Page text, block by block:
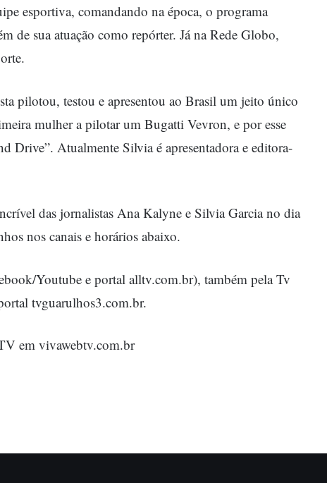
esportiva, comandando na época, o programa
de sua atuação como repórter. Já na Rede Globo,
pilotou, testou e apresentou ao Brasil um jeito único
mulher a pilotar um Bugatti Vevron, e por esse
Drive”. Atualmente Silvia é apresentadora e editora-
das jornalistas Ana Kalyne e Silvia Garcia no dia
nos canais e horários abaixo.
Youtube e portal alltv.com.br), também pela Tv
tvguarulhos3.com.br.
em vivawebtv.com.br